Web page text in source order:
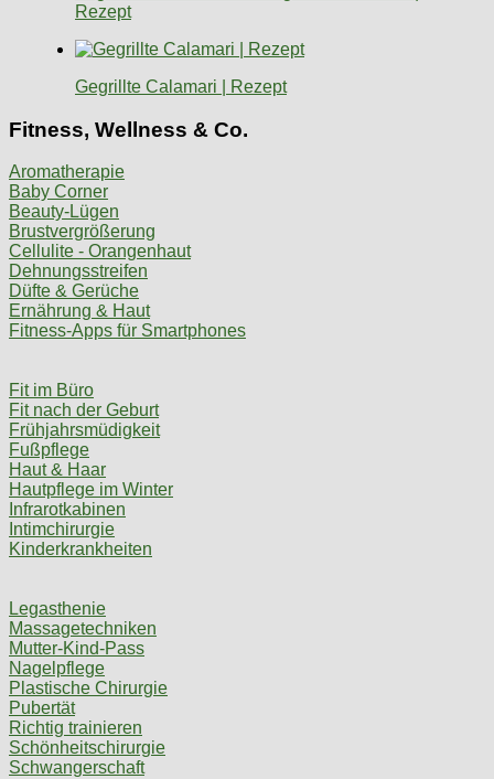
Rezept
Gegrillte Calamari | Rezept
Fitness, Wellness & Co.
Aromatherapie
Baby Corner
Beauty-Lügen
Brustvergrößerung
Cellulite - Orangenhaut
Dehnungsstreifen
Düfte & Gerüche
Ernährung & Haut
Fitness-Apps für Smartphones
Fit im Büro
Fit nach der Geburt
Frühjahrsmüdigkeit
Fußpflege
Haut & Haar
Hautpflege im Winter
Infrarotkabinen
Intimchirurgie
Kinderkrankheiten
Legasthenie
Massagetechniken
Mutter-Kind-Pass
Nagelpflege
Plastische Chirurgie
Pubertät
Richtig trainieren
Schönheitschirurgie
Schwangerschaft